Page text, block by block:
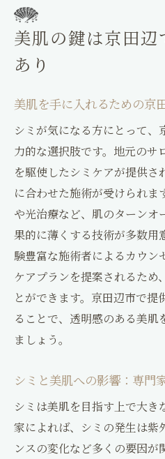
美肌の鍵は京田辺
あり
美肌を手に入れるための京
シミが気になる方にとって
力的な選択肢です。地元のサ
を駆使したシミケアが提供さ
に合わせた施術が受けられま
や光治療など、肌のターンオ
果的に薄くする技術が多数用
験豊富な施術者によるカウン
ケアプランを提案されるため
とができます。京田辺市で提
ることで、透明感のある美肌
ましょう。
シミと美肌への影響：専門
シミは美肌を目指す上で大き
家によれば、シミの発生は紫
ンスの変化など多くの要因が